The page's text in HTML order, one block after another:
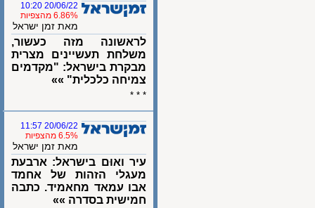
20/06/22 10:20
6.86% מהצפיות
מאת זמן ישראל
לראשונה מזה כעשור,
משלחת תעשיינים מצרית
מבקרת בישראל: "מקדמים
צמיחה כלכלית" »»
* * *
20/06/22 11:57
6.5% מהצפיות
מאת זמן ישראל
עיר ואוּם בישראל: ארבעת
מעגלי הזהות של אחמד
אבו עמאד מחאמיד. כתבה
חמישית בסדרה »»